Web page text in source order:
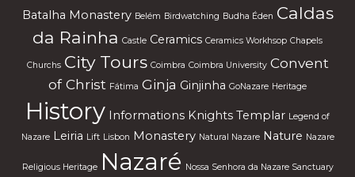
Batalha Monastery Belém Birdwatching Budha Éden Caldas
da Rainha Castle Ceramics Ceramics Workhsop Chapels
Churchs City Tours Coimbra Coimbra University Convent
of Christ Fátima Ginja Ginjinha GoNazare Heritage
History Informations Knights Templar Legend of
Nazare Leiria Lift Lisbon Monastery Natural Nazare Nature Nazare
Religious Heritage Nazaré Nossa Senhora da Nazare Sanctuary